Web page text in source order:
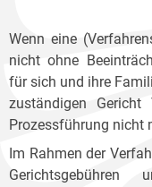
Wenn eine
nicht ohne
für sich und ihre
zuständigen
Prozessführung nicht
Im Rahmen der